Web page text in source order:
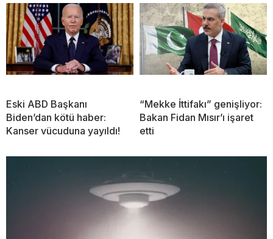
Eski ABD Başkanı
Biden’dan kötü haber:
Kanser vücuduna yayıldı!
“Mekke İttifakı” genişliyor:
Bakan Fidan Mısır’ı işaret
etti